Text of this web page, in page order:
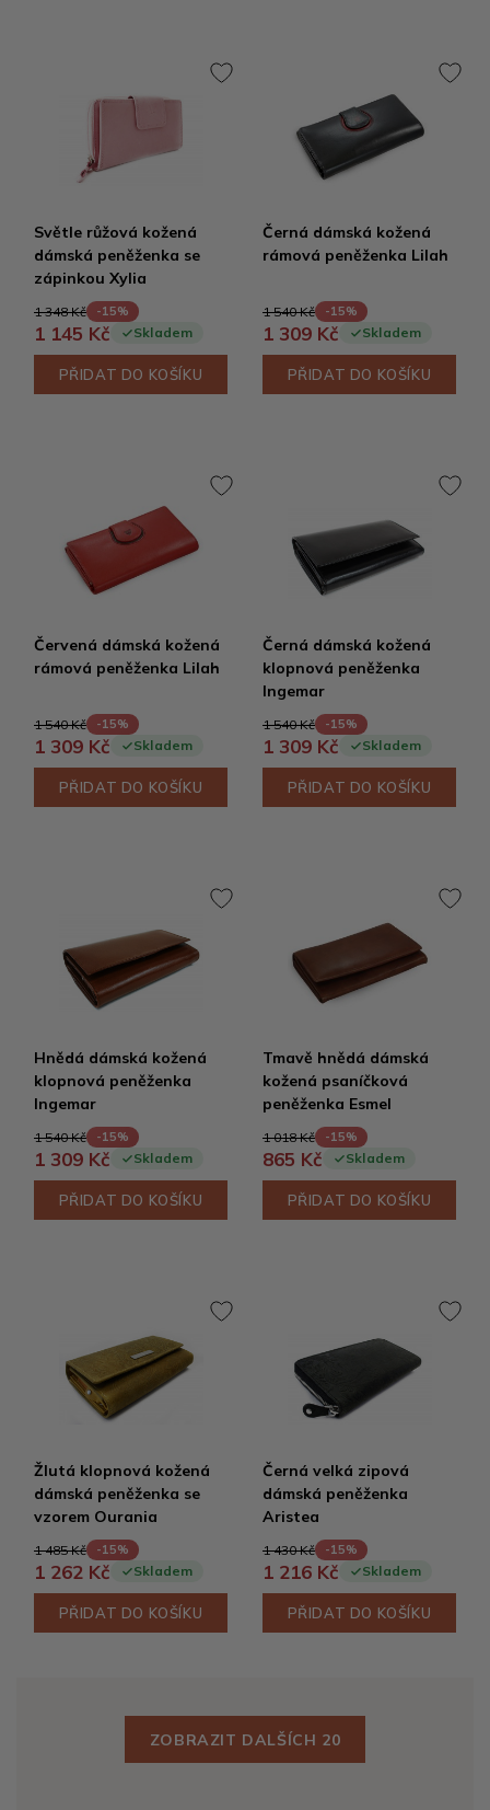
Světle růžová kožená
dámská peněženka se
zápinkou Xylia
1 348 Kč -15%
1 145 Kč Skladem
PŘIDAT DO KOŠÍKU
Černá dámská kožená
rámová peněženka Lilah
1 540 Kč -15%
1 309 Kč Skladem
PŘIDAT DO KOŠÍKU
Červená dámská kožená
rámová peněženka Lilah
1 540 Kč -15%
1 309 Kč Skladem
PŘIDAT DO KOŠÍKU
Černá dámská kožená
klopnová peněženka
Ingemar
1 540 Kč -15%
1 309 Kč Skladem
PŘIDAT DO KOŠÍKU
Hnědá dámská kožená
klopnová peněženka
Ingemar
1 540 Kč -15%
1 309 Kč Skladem
PŘIDAT DO KOŠÍKU
Tmavě hnědá dámská
kožená psaníčková
peněženka Esmel
1 018 Kč -15%
865 Kč Skladem
PŘIDAT DO KOŠÍKU
Žlutá klopnová kožená
dámská peněženka se
vzorem Ourania
1 485 Kč -15%
1 262 Kč Skladem
PŘIDAT DO KOŠÍKU
Černá velká zipová
dámská peněženka
Aristea
1 430 Kč -15%
1 216 Kč Skladem
PŘIDAT DO KOŠÍKU
ZOBRAZIT DALŠÍCH 20